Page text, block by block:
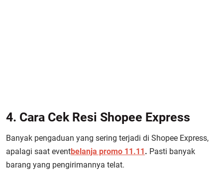
4. Cara Cek Resi Shopee Express
Banyak pengaduan yang sering terjadi di Shopee Express,
apalagi saat eventbelanja promo 11.11. Pasti banyak
barang yang pengirimannya telat.